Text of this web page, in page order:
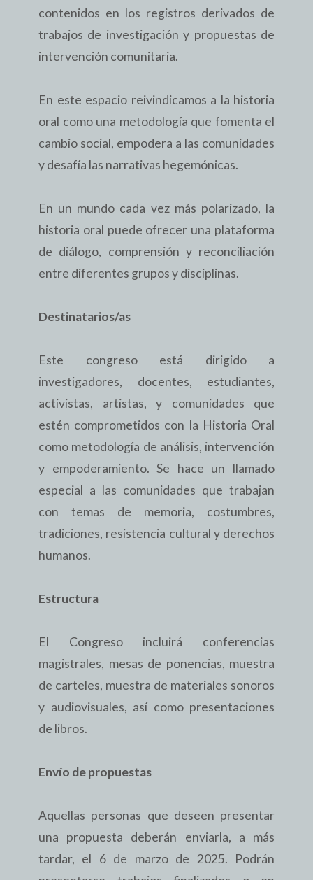
contenidos en los registros derivados de
trabajos de investigación y propuestas de
intervención comunitaria.
En este espacio reivindicamos a la historia
oral como una metodología que fomenta el
cambio social, empodera a las comunidades
y desafía las narrativas hegemónicas.
En un mundo cada vez más polarizado, la
historia oral puede ofrecer una plataforma
de diálogo, comprensión y reconciliación
entre diferentes grupos y disciplinas.
Destinatarios/as
Este congreso está dirigido a
investigadores, docentes, estudiantes,
activistas, artistas, y comunidades que
estén comprometidos con la Historia Oral
como metodología de análisis, intervención
y empoderamiento. Se hace un llamado
especial a las comunidades que trabajan
con temas de memoria, costumbres,
tradiciones, resistencia cultural y derechos
humanos.
Estructura
El Congreso incluirá conferencias
magistrales, mesas de ponencias, muestra
de carteles, muestra de materiales sonoros
y audiovisuales, así como presentaciones
de libros.
Envío de propuestas
Aquellas personas que deseen presentar
una propuesta deberán enviarla, a más
tardar, el 6 de marzo de 2025. Podrán